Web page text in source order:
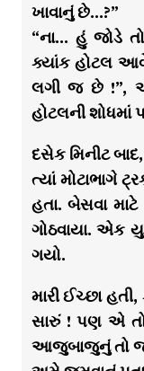
ખાવાનું છે…?”
“ના… હું જોડે
ક્યાંક હોટલ
લગી જ છે !”,
હોટલની શોધમાં
દસેક મિનીટ
ત્યાં મોટાભાગે
હતા. બેસવા
ગોઠવાયા. એક
ગયો.
મારી ઈચ્છા
સારું ! પણ એ
આજુબાજુનું તો